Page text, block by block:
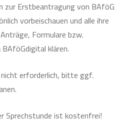
zur Erstbeantragung von BAföG
vorbeischauen und alle ihre
Formulare bzw.
klären.
erforderlich, bitte ggf.
Sprechstunde ist kostenfrei!